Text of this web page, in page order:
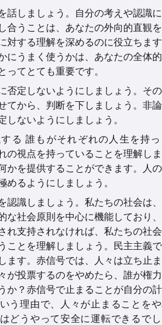
話しましょう。自分の考えや認識
合うことは、あなたの外向的直観
対する理解を深めるのに役立ちま
にうまく使うかは、あなたの全体
ってとても重要です。
否定しないようにしましょう。そ
てから、判断を下しましょう。非
しないようにしましょう。
る 誰もがそれぞれの人生を持
の視点を持っていることを理解し
かを提供することができます。人
めるようにしましょう。
認識しましょう。私たちの社会は
な社会原則を中心に機能しており
れ支持されなければ、私たちの社
ことを理解しましょう。民主主義
ます。赤信号では、人々は立ち止
が投票するのをやめたら、誰が権
か？赤信号で止まることが自分の
う理由で、人々が止まることを
どうやって安全に運転できるで